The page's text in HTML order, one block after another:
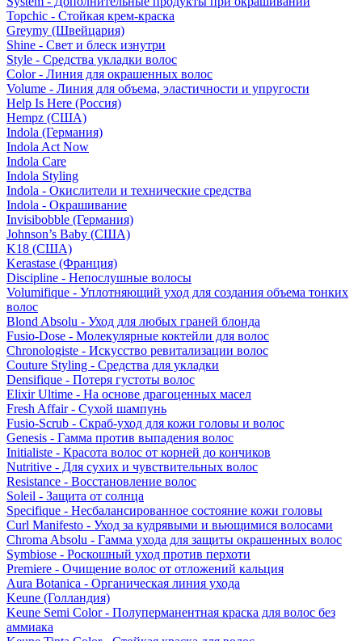
Topchic - Стойкая крем-краска
Greymy (Швейцария)
Shine - Свет и блеск изнутри
Style - Средства укладки волос
Color - Линия для окрашенных волос
Volume - Линия для объема, эластичности и упругости
Help Is Here (Россия)
Hempz (США)
Indola (Германия)
Indola Act Now
Indola Care
Indola Styling
Indola - Окислители и технические средства
Indola - Окрашивание
Invisibobble (Германия)
Johnson’s Baby (США)
K18 (США)
Kerastase (Франция)
Discipline - Непослушные волосы
Volumifique - Уплотняющий уход для создания объема тонких
волос
Blond Absolu - Уход для любых граней блонда
Fusio-Dose - Молекулярные коктейли для волос
Chronologiste - Искусство ревитализации волос
Couture Styling - Средства для укладки
Densifique - Потеря густоты волос
Elixir Ultime - На основе драгоценных масел
Fresh Affair - Сухой шампунь
Fusio-Scrub - Скраб-уход для кожи головы и волос
Genesis - Гамма против выпадения волос
Initialiste - Красота волос от корней до кончиков
Nutritive - Для сухих и чувствительных волос
Resistance - Восстановление волос
Soleil - Защита от солнца
Specifique - Несбалансированное состояние кожи головы
Curl Manifesto - Уход за кудрявыми и вьющимися волосами
Chroma Absolu - Гамма ухода для защиты окрашенных волос
Symbiose - Роскошный уход против перхоти
Premiere - Очищение волос от отложений кальция
Aura Botanica - Органическая линия ухода
Keune (Голландия)
Keune Semi Color - Полуперманентная краска для волос без
аммиака